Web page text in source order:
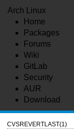
Arch Linux
Home
Packages
Forums
Wiki
GitLab
Security
AUR
Download
CVSREVERTLAST(1)